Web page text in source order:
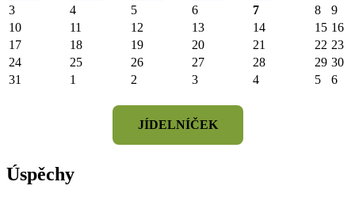
3 4 5 6 7 8
9
10
11 12 13 14 15 16
17
18 19 20 21 22 23
24
25 26 27 28 29 30
31
1 2 3 4 5 6
JÍDELNÍČEK
Úspěchy